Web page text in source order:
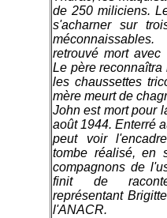
de 250 miliciens.
s'acharner sur
retrouvé mort
Le père
les chaussettes
mère meurt de
John est mort pour
août 1944. Enterré
peut voir
tombe réalisé, en
compagnons de
finit de
représentant
l'ANACR.